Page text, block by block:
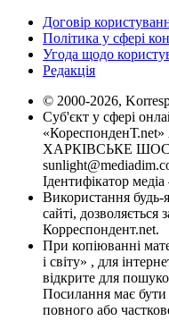
Договір
Політика у сфері
Угода щодо
Редакція
© 2000-2026,
Суб'єкт у сфері
«КореспонденТ.net»
ХАРКІВСЬКЕ ШОСЕ,
Ідентифікатор
Використання будь-
сайті,
Корреспондент.net.
При копіюванні
і світу» , для
відкрите для
Посилання має бути
повного або